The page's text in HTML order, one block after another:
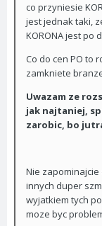
co przyniesie
jest jednak taki,
KORONA jest po
Co do cen PO to
zamkniete
Uwazam ze
jak najtaniej,
zarobic, bo
Nie
innych duper
wyjatkiem tych
moze byc